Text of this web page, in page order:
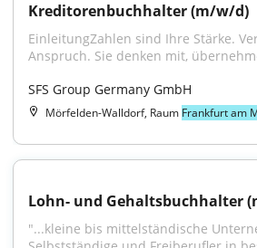
Kreditorenbuchhalter (m/w/d)
EinleitungZahlen sind Ihre Stärke.
Anspruch. Sie denken mit,
SFS Group Germany GmbH
Mörfelden-Walldorf, Raum Frankfurt am
Lohn- und Gehaltsbuchhalter
"...kleine bis mittelständische